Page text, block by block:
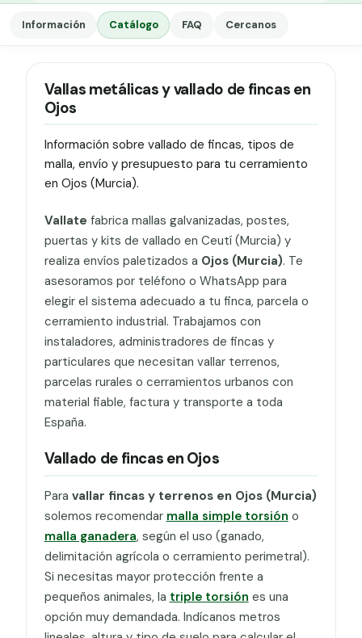
Información Catálogo FAQ Cercanos
Vallas metálicas y vallado de fincas en
Ojos
Información sobre vallado de fincas, tipos de
malla, envío y presupuesto para tu cerramiento
en Ojos (Murcia).
Vallate fabrica mallas galvanizadas, postes,
puertas y kits de vallado en Ceutí (Murcia) y
realiza envíos paletizados a Ojos (Murcia). Te
asesoramos por teléfono o WhatsApp para
elegir el sistema adecuado a tu finca, parcela o
cerramiento industrial. Trabajamos con
instaladores, administradores de fincas y
particulares que necesitan vallar terrenos,
parcelas rurales o cerramientos urbanos con
material fiable, factura y transporte a toda
España.
Vallado de fincas en Ojos
Para vallar fincas y terrenos en Ojos (Murcia)
solemos recomendar malla simple torsión o
malla ganadera, según el uso (ganado,
delimitación agrícola o cerramiento perimetral).
Si necesitas mayor protección frente a
pequeños animales, la triple torsión es una
opción muy demandada. Indícanos metros